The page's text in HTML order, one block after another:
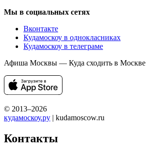
Мы в социальных сетях
Вконтакте
Кудамоскоу в однокласниках
Кудамоскоу в телеграме
Афиша Москвы — Куда сходить в Москве
© 2013–2026
кудамоскоу.ру | kudamoscow.ru
Контакты